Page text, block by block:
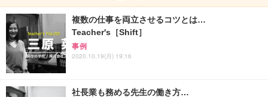
複数の仕事を両立させるコツとは…
Teacher's［Shift］
事例
2020.10.19(月) 19:16
社長業も務める先生の働き方…